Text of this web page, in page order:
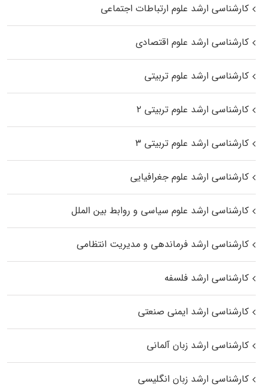
کارشناسی ارشد علوم ارتباطات اجتماعی
کارشناسی ارشد علوم اقتصادی
کارشناسی ارشد علوم تربیتی
کارشناسی ارشد علوم تربیتی ۲
کارشناسی ارشد علوم تربیتی ۳
کارشناسی ارشد علوم جغرافیایی
کارشناسی ارشد علوم سیاسی و روابط بین الملل
کارشناسی ارشد فرماندهی و مدیریت انتظامی
کارشناسی ارشد فلسفه
کارشناسی ارشد ایمنی صنعتی
کارشناسی ارشد زبان آلمانی
کارشناسی ارشد زبان انگلیسی